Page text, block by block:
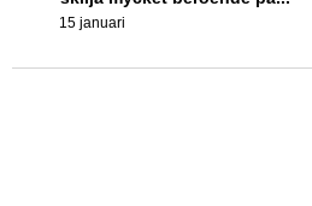
15 januari